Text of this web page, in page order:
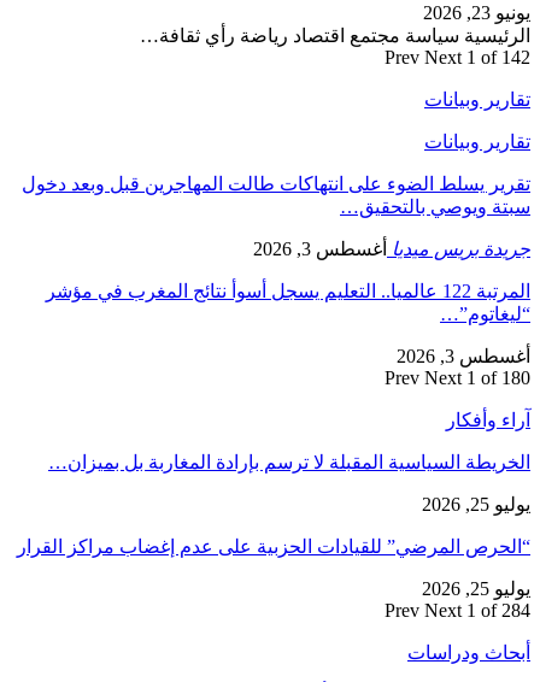
يونيو 23, 2026
الرئيسية سياسة مجتمع اقتصاد رياضة رأي ثقافة…
Prev Next 1 of 142
تقارير وبيانات
تقارير وبيانات
تقرير يسلط الضوء على انتهاكات طالت المهاجرين قبل وبعد دخول
سبتة ويوصي بالتحقيق…
جريدة بريس ميديا أغسطس 3, 2026
المرتبة 122 عالميا.. التعليم يسجل أسوأ نتائج المغرب في مؤشر
“ليغاتوم”…
أغسطس 3, 2026
Prev Next 1 of 180
آراء وأفكار
الخريطة السياسية المقبلة لا ترسم بإرادة المغاربة بل بميزان…
يوليو 25, 2026
“الحرص المرضي” للقيادات الحزبية على عدم إغضاب مراكز القرار
يوليو 25, 2026
Prev Next 1 of 284
أبحاث ودراسات